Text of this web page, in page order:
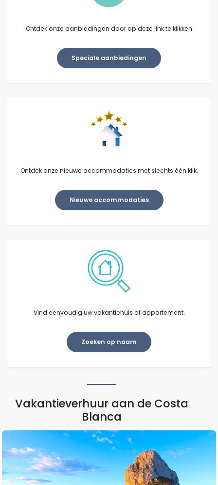
Ontdek onze aanbiedingen door op deze link te klikken
Speciale aanbiedingen
Ontdek onze nieuwe accommodaties met slechts één klik.
Nieuwe accommodaties
Vind eenvoudig uw vakantiehuis of appartement.
Zoeken op naam
Vakantieverhuur aan de Costa
Blanca